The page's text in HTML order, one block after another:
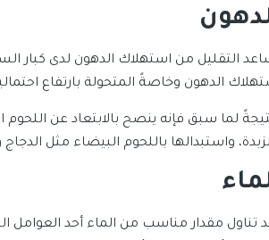
التقليل من استهلاك الدهون لدى كبار
الدهون وخاصةً المتحولة بارتفاع
لما سبق فإنه ينصح بالابتعاد عن اللحوم
واستبدالها باللحوم البيضاء مثل
تناول مقدار مناسب من الماء أحد العوامل